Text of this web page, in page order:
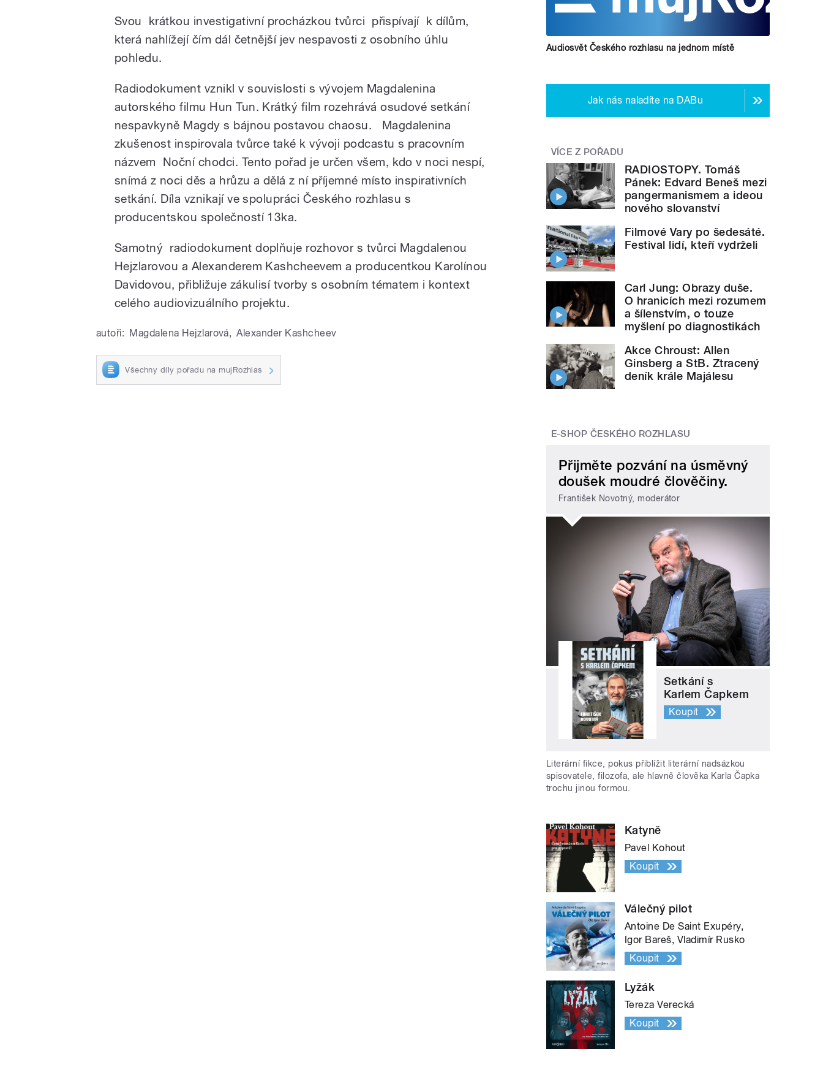
Svou krátkou investigativní procházkou tvůrci přispívají k dílům,
která nahlížejí čím dál četnější jev nespavosti z osobního úhlu
pohledu.
Radiodokument vznikl v souvislosti s vývojem Magdalenina
autorského filmu Hun Tun. Krátký film rozehrává osudové setkání
nespavkyně Magdy s bájnou postavou chaosu. Magdalenina
zkušenost inspirovala tvůrce také k vývoji podcastu s pracovním
názvem Noční chodci. Tento pořad je určen všem, kdo v noci nespí,
snímá z noci děs a hrůzu a dělá z ní příjemné místo inspirativních
setkání. Díla vznikají ve spolupráci Českého rozhlasu s
producentskou společností 13ka.
Samotný radiodokument doplňuje rozhovor s tvůrci Magdalenou
Hejzlarovou a Alexanderem Kashcheevem a producentkou Karolínou
Davidovou, přibližuje zákulisí tvorby s osobním tématem i kontext
celého audiovizuálního projektu.
autoři: Magdalena Hejzlarová, Alexander Kashcheev
Všechny díly pořadu na mujRozhlas
Audiosvět Českého rozhlasu na jednom místě
Jak nás naladíte na DABu
VÍCE Z POŘADU
RADIOSTOPY. Tomáš
Pánek: Edvard Beneš mezi
pangermanismem a ideou
nového slovanství
Filmové Vary po šedesáté.
Festival lidí, kteří vydrželi
Carl Jung: Obrazy duše.
O hranicích mezi rozumem
a šílenstvím, o touze
myšlení po diagnostikách
Akce Chroust: Allen
Ginsberg a StB. Ztracený
deník krále Majálesu
E-SHOP ČESKÉHO ROZHLASU
Přijměte pozvání na úsměvný
doušek moudré člověčiny.
František Novotný, moderátor
Setkání s
Karlem Čapkem
Koupit
Literární fikce, pokus přiblížit literární nadsázkou
spisovatele, filozofa, ale hlavně člověka Karla Čapka
trochu jinou formou.
Katyně
Pavel Kohout
Koupit
Válečný pilot
Antoine De Saint Exupéry,
Igor Bareš, Vladimír Rusko
Koupit
Lyžák
Tereza Verecká
Koupit